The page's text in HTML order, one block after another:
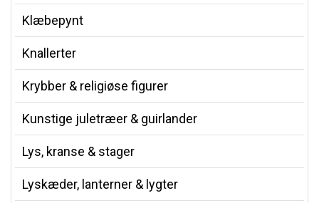
Klæbepynt
Knallerter
Krybber & religiøse figurer
Kunstige juletræer & guirlander
Lys, kranse & stager
Lyskæder, lanterner & lygter